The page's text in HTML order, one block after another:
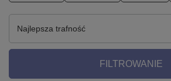
Najlepsza trafność
FILTROWANIE